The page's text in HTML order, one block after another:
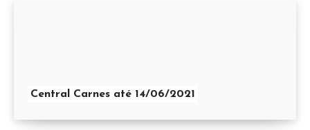
Central Carnes até 14/06/2021